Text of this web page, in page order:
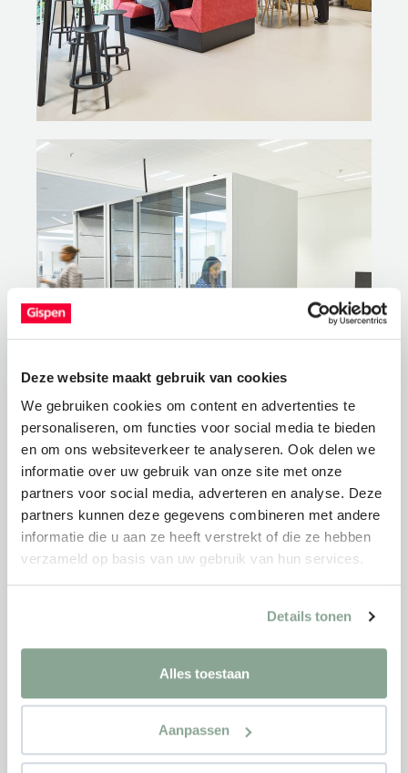
Deze website maakt gebruik van cookies
We gebruiken cookies om content en advertenties te
personaliseren, om functies voor social media te bieden
en om ons websiteverkeer te analyseren. Ook delen we
informatie over uw gebruik van onze site met onze
partners voor social media, adverteren en analyse. Deze
partners kunnen deze gegevens combineren met andere
informatie die u aan ze heeft verstrekt of die ze hebben
verzameld op basis van uw gebruik van hun services.
Details tonen
Alles toestaan
Aanpassen